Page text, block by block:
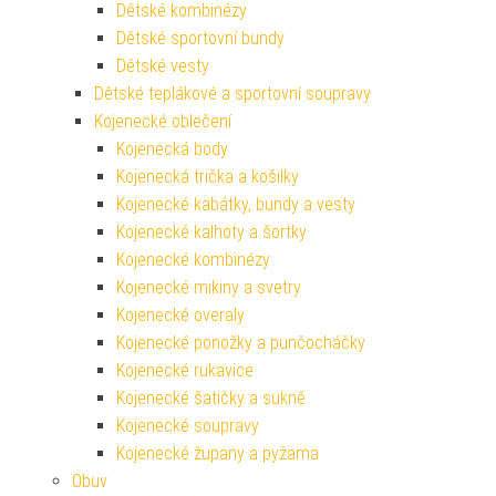
Dětské kombinézy
Dětské sportovní bundy
Dětské vesty
Dětské teplákové a sportovní soupravy
Kojenecké oblečení
Kojenecká body
Kojenecká trička a košilky
Kojenecké kabátky, bundy a vesty
Kojenecké kalhoty a šortky
Kojenecké kombinézy
Kojenecké mikiny a svetry
Kojenecké overaly
Kojenecké ponožky a punčocháčky
Kojenecké rukavice
Kojenecké šatičky a sukně
Kojenecké soupravy
Kojenecké župany a pyžama
Obuv